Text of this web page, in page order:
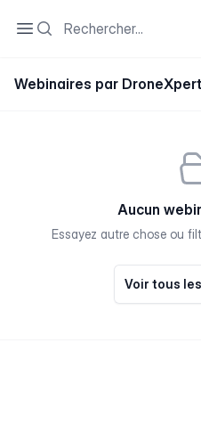
Open sidebar
Search
Webinaires par
Aucun
Essayez autre chose ou
Voir tous